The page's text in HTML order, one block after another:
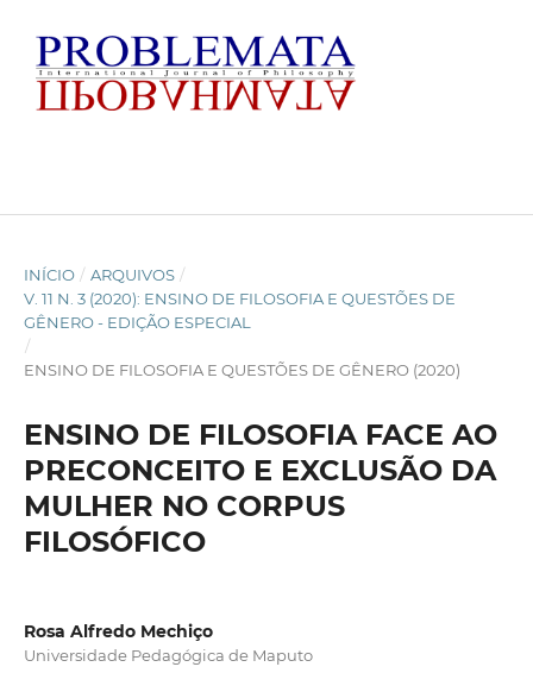
INÍCIO / ARQUIVOS /
V. 11 N. 3 (2020): ENSINO DE FILOSOFIA E QUESTÕES DE
GÊNERO - EDIÇÃO ESPECIAL
/
ENSINO DE FILOSOFIA E QUESTÕES DE GÊNERO (2020)
ENSINO DE FILOSOFIA FACE AO
PRECONCEITO E EXCLUSÃO DA
MULHER NO CORPUS
FILOSÓFICO
Rosa Alfredo Mechiço
Universidade Pedagógica de Maputo